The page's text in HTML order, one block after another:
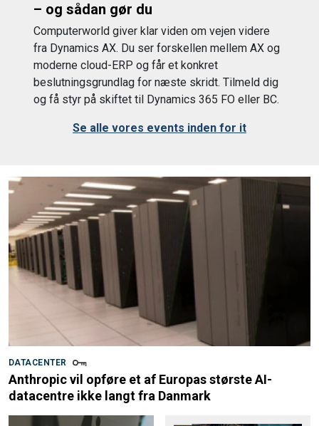
– og sådan gør du
Computerworld giver klar viden om vejen videre
fra Dynamics AX. Du ser forskellen mellem AX og
moderne cloud-ERP og får et konkret
beslutningsgrundlag for næste skridt. Tilmeld dig
og få styr på skiftet til Dynamics 365 FO eller BC.
Se alle vores events inden for it
DATACENTER
Anthropic vil opføre et af Europas største AI-
datacentre ikke langt fra Danmark